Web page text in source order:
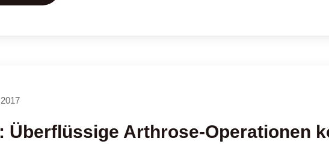
Überflüssige Arthrose-Operationen